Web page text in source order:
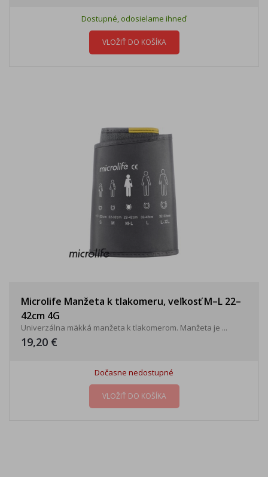
Dostupné, odosielame ihneď
VLOŽIŤ DO KOŠÍKA
Microlife Manžeta k tlakomeru, veľkosť M–L 22–
42cm 4G
Univerzálna mäkká manžeta k tlakomerom. Manžeta je ...
19,20 €
Dočasne nedostupné
VLOŽIŤ DO KOŠÍKA